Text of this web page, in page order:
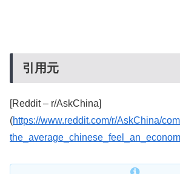
引用元
[Reddit – r/AskChina]
(https://www.reddit.com/r/AskChina/